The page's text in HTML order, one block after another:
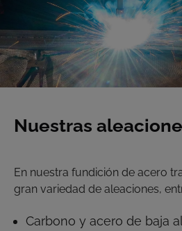
Nuestras
En nuestra fundición de acero
gran variedad de aleaciones,
Carbono y acero de baja